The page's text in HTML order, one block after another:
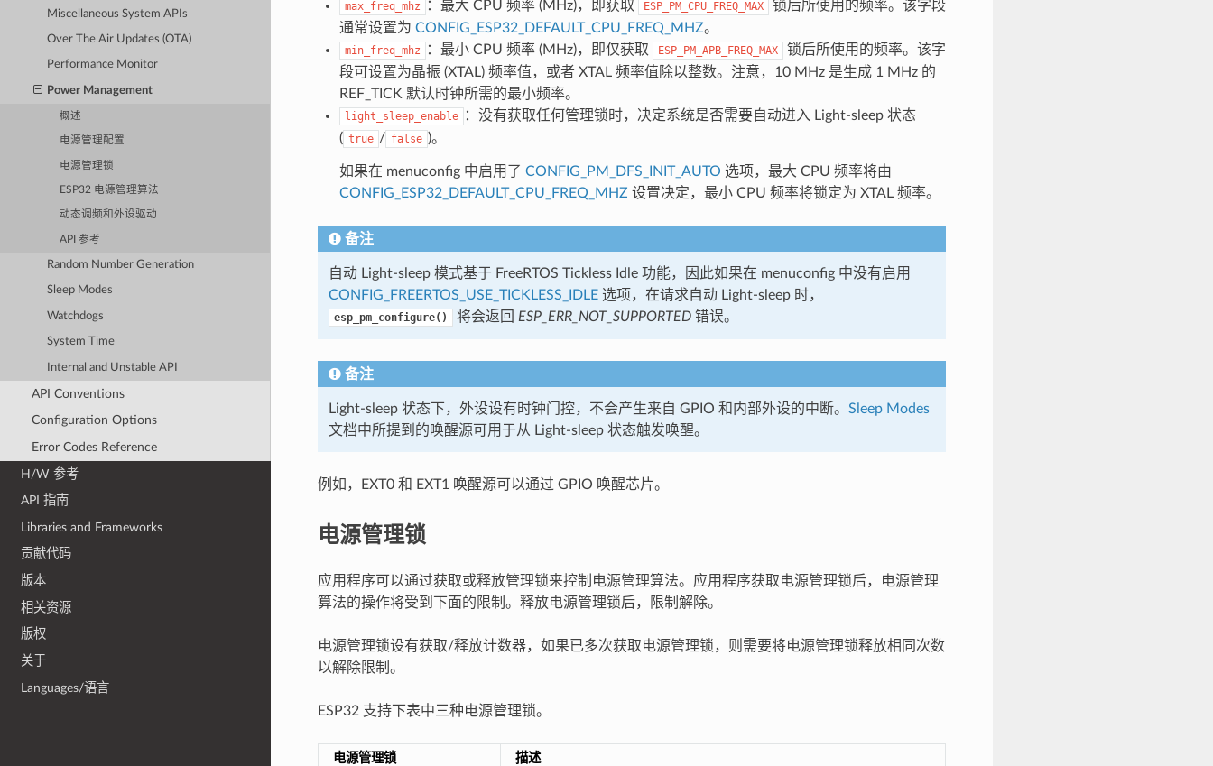
Miscellaneous System APIs
Over The Air Updates (OTA)
Performance Monitor
Power Management
概述
电源管理配置
电源管理锁
ESP32 电源管理算法
动态调频和外设驱动
API 参考
Random Number Generation
Sleep Modes
Watchdogs
System Time
Internal and Unstable API
API Conventions
Configuration Options
Error Codes Reference
H/W 参考
API 指南
Libraries and Frameworks
贡献代码
版本
相关资源
版权
关于
Languages/语言
max_freq_mhz ：最大 CPU 频率 (MHz)，即获取 ESP_PM_CPU_FREQ_MAX
锁后所使用的频率。该字段
通常设置为 CONFIG_ESP32_DEFAULT_CPU_FREQ_MHZ。
min_freq_mhz ：最小 CPU 频率 (MHz)，即仅获取 ESP_PM_APB_FREQ_MAX
锁后所使用的频率。该字
段可设置为晶振 (XTAL) 频率值，或者 XTAL 频率值除以整数。注意，10 MHz 是生成 1 MHz 的
REF_TICK 默认时钟所需的最小频率。
light_sleep_enable
：没有获取任何管理锁时，决定系统是否需要自动进入 Light-sleep 状态
( true / false )。
如果在 menuconfig 中启用了 CONFIG_PM_DFS_INIT_AUTO 选项，最大 CPU 频率将由
CONFIG_ESP32_DEFAULT_CPU_FREQ_MHZ 设置决定，最小 CPU 频率将锁定为 XTAL 频率。
备注
自动 Light-sleep 模式基于 FreeRTOS Tickless Idle 功能，因此如果在 menuconfig 中没有启用
CONFIG_FREERTOS_USE_TICKLESS_IDLE选项，在请求自动 Light-sleep 时，
esp_pm_configure() 将会返回 ESP_ERR_NOT_SUPPORTED错误。
备注
Light-sleep 状态下，外设设有时钟门控，不会产生来自 GPIO 和内部外设的中断。 Sleep Modes
文档中所提到的唤醒源可用于从 Light-sleep 状态触发唤醒。
例如，EXT0 和 EXT1 唤醒源可以通过 GPIO 唤醒芯片。
电源管理锁
应用程序可以通过获取或释放管理锁来控制电源管理算法。应用程序获取电源管理锁后，电源管理
算法的操作将受到下面的限制。释放电源管理锁后，限制解除。
电源管理锁设有获取/释放计数器，如果已多次获取电源管理锁，则需要将电源管理锁释放相同次数
以解除限制。
ESP32 支持下表中三种电源管理锁。
电源管理锁 描述